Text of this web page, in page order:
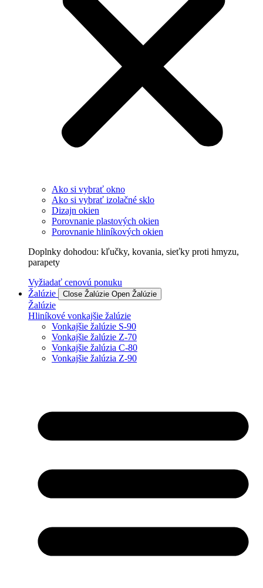
Ako si vybrať okno
Ako si vybrať izolačné sklo
Dizajn okien
Porovnanie plastových okien
Porovnanie hliníkových okien
Doplnky dohodou: kľučky, kovania, sieťky proti hmyzu,
parapety
Vyžiadať cenovú ponuku
Žalúzie
Close Žalúzie Open Žalúzie
Žalúzie
Hliníkové vonkajšie žalúzie
Vonkajšie žalúzie S-90
Vonkajšie žalúzie Z-70
Vonkajšie žalúzia C-80
Vonkajšie žalúzia Z-90